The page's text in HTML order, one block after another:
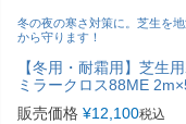
冬の夜の寒さ対策に。芝生を
から守ります！
【冬用・耐霜用】芝生
ミラークロス88ME
販売価格 ¥12,100税込